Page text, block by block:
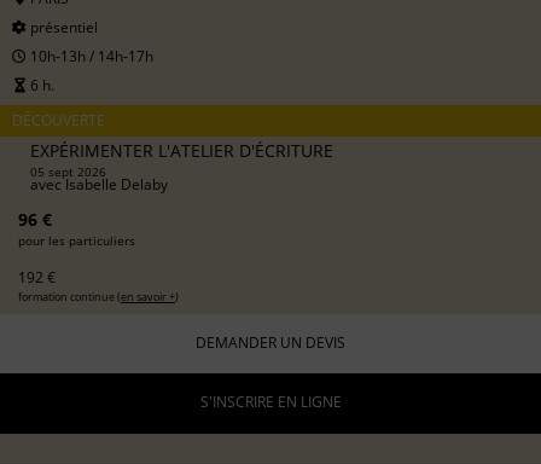
présentiel
10h-13h / 14h-17h
6 h.
DÉCOUVERTE
EXPÉRIMENTER L'ATELIER D'ÉCRITURE
05 sept 2026
avecIsabelle Delaby
96 €
pour les particuliers
192 €
formation continue (en savoir +)
DEMANDER UN DEVIS
S'INSCRIRE EN LIGNE